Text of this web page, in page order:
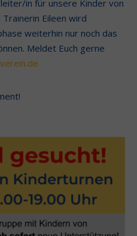
in für unsere Kinder von
Eileen wird
weiterhin nur noch das
Meldet Euch gerne